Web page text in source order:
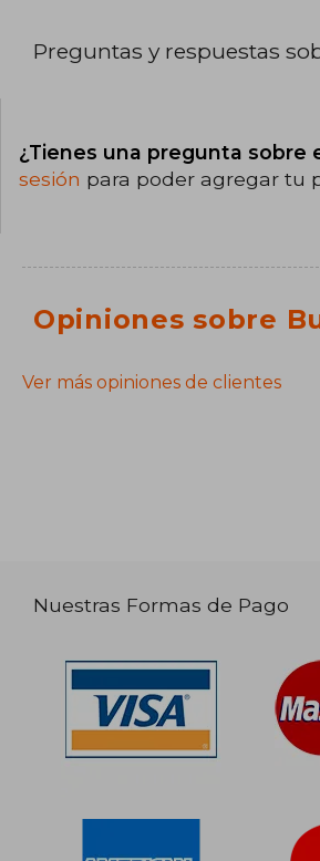
Preguntas y respuestas
¿Tienes una pregunta sobre
sesión para poder agregar tu
Opiniones sobre
Ver más opiniones de clientes
Nuestras Formas de Pago